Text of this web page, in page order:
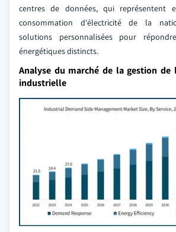
centres de données, qui représentent
consommation d'électricité de la
solutions personnalisées pour
énergétiques distincts.
Analyse du marché de la gestion de
industrielle